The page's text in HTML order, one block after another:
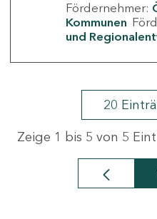
Fördernehmer:
Kommunen
und
20
Zeige 1 bis 5 von 5